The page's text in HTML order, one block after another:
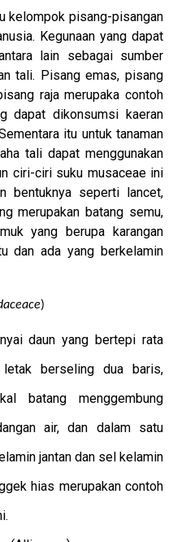
kelompok pisang-pisangan
Kegunaan yang dapat
lain sebagai sumber
tali. Pisang emas, pisang
raja merupaka contoh
dapat dikonsumsi kaeran
itu untuk tanaman
tali dapat menggunakan
ciri-ciri suku musaceae ini
bentuknya seperti lancet,
merupakan batang semu,
yang berupa karangan
dan ada yang berkelamin
)
daun yang bertepi rata
berseling dua baris,
batang menggembung
air, dan dalam satu
jantan dan sel kelamin
hias merupakan contoh